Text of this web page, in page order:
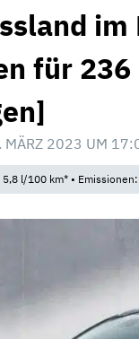
im
für
MÄRZ 2023 UM
l/100 km* •